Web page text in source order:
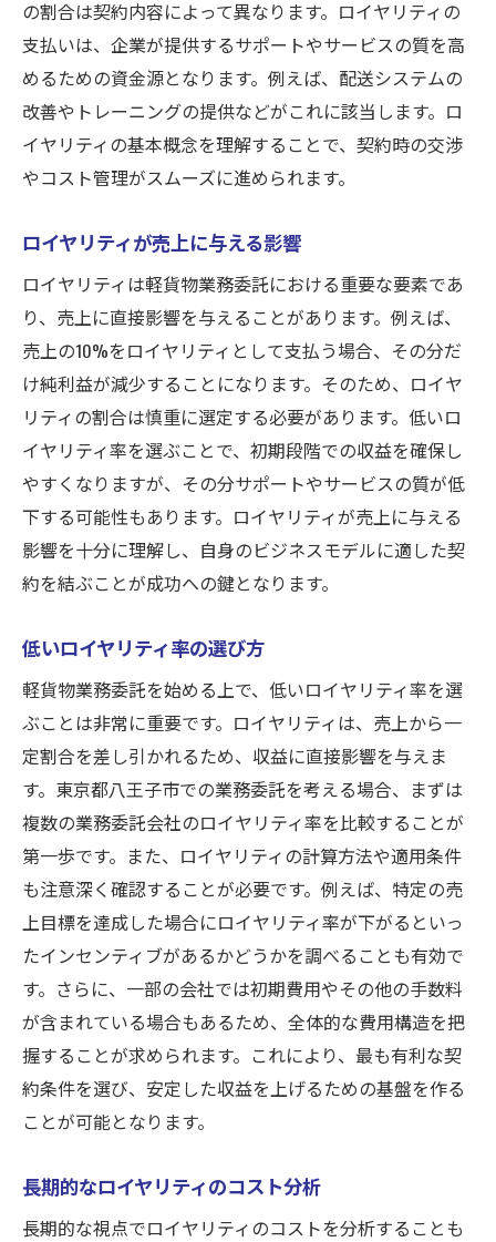
の割合は契約内容によって異なります。ロイヤリティの
支払いは、企業が提供するサポートやサービスの質を高
めるための資金源となります。例えば、配送システムの
改善やトレーニングの提供などがこれに該当します。ロ
イヤリティの基本概念を理解することで、契約時の交渉
やコスト管理がスムーズに進められます。
ロイヤリティが売上に与える影響
ロイヤリティは軽貨物業務委託における重要な要素であ
り、売上に直接影響を与えることがあります。例えば、
売上の10%をロイヤリティとして支払う場合、その分だ
け純利益が減少することになります。そのため、ロイヤ
リティの割合は慎重に選定する必要があります。低いロ
イヤリティ率を選ぶことで、初期段階での収益を確保し
やすくなりますが、その分サポートやサービスの質が低
下する可能性もあります。ロイヤリティが売上に与える
影響を十分に理解し、自身のビジネスモデルに適した契
約を結ぶことが成功への鍵となります。
低いロイヤリティ率の選び方
軽貨物業務委託を始める上で、低いロイヤリティ率を選
ぶことは非常に重要です。ロイヤリティは、売上から一
定割合を差し引かれるため、収益に直接影響を与えま
す。東京都八王子市での業務委託を考える場合、まずは
複数の業務委託会社のロイヤリティ率を比較することが
第一歩です。また、ロイヤリティの計算方法や適用条件
も注意深く確認することが必要です。例えば、特定の売
上目標を達成した場合にロイヤリティ率が下がるといっ
たインセンティブがあるかどうかを調べることも有効で
す。さらに、一部の会社では初期費用やその他の手数料
が含まれている場合もあるため、全体的な費用構造を把
握することが求められます。これにより、最も有利な契
約条件を選び、安定した収益を上げるための基盤を作る
ことが可能となります。
長期的なロイヤリティのコスト分析
長期的な視点でロイヤリティのコストを分析することも